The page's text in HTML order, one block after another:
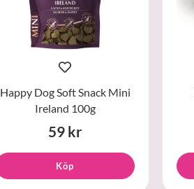
Happy Dog Soft Snack Mini
Ireland 100g
59 kr
Köp